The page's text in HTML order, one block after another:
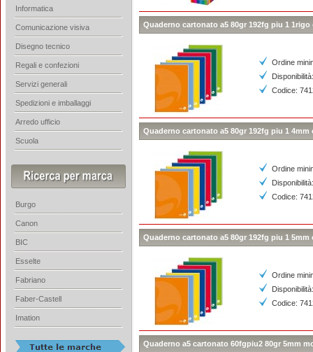
Quaderno cartonato a5 80gr 192fg piu 1 1rigo
Ordine
Codice:
Quaderno cartonato a5 80gr 192fg piu 1 4mm
Ordine
Codice:
Quaderno cartonato a5 80gr 192fg piu 1 5mm
Ordine
Codice:
Quaderno a5 cartonato 60fgpiu2 80gr 5mm
Informatica
Comunicazione visiva
Disegno tecnico
Regali e confezioni
Servizi generali
Spedizioni e imballaggi
Arredo ufficio
Scuola
Burgo
Canon
BIC
Esselte
Fabriano
Faber-Castell
Imation